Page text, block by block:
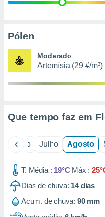
e
Pólen
Moderado
Artemísia (29 #/m³)
Que tempo faz em
Junho Julho Agosto
T. Média : 19°C Máx.:
Dias de chuva: 14dias
Acum. de chuva: 90 mm